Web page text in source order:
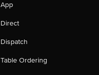
App
Direct
Dispatch
Table Ordering